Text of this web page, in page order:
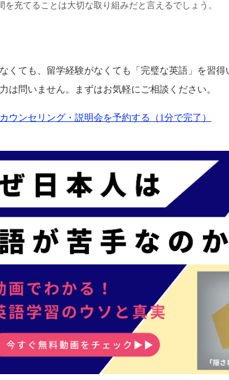
を充てることは大切な取り組みだと言えるでしょう。
くても、留学経験がなくても「完璧な英語」を習得
は問いません。まずはお気軽にご相談ください。
ウンセリング・説明会を予約する（1分で完了）